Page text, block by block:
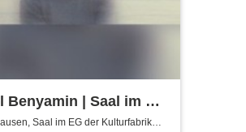
Benyamin | Saal im EG
Krawatte
Saal im EG der Kulturfabrik